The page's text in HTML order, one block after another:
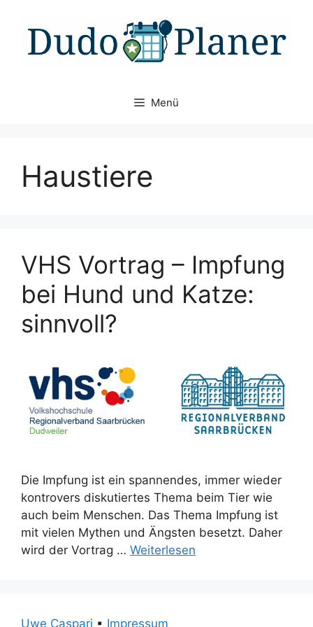
Inhalt
springen
Menü
Haustiere
VHS Vortrag – Impfung
bei Hund und Katze:
sinnvoll?
Die Impfung ist ein spannendes, immer wieder
kontrovers diskutiertes Thema beim Tier wie
auch beim Menschen. Das Thema Impfung ist
mit vielen Mythen und Ängsten besetzt. Daher
wird der Vortrag … Weiterlesen
Uwe Caspari ▪ Impressum